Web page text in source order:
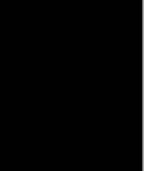
es clave para hacer
Queremos
pero
dato faltante en la ficha
sinopsis o el elenco?